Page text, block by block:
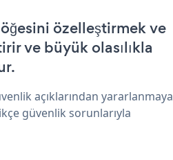
özelleştirmek ve
ve büyük olasılıkla
açıklarından yararlanmaya
güvenlik sorunlarıyla